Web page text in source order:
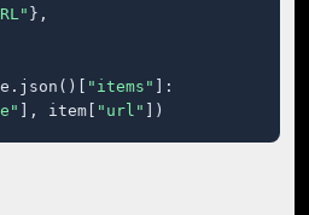
},
"items"
]:
], item[ "url" ])